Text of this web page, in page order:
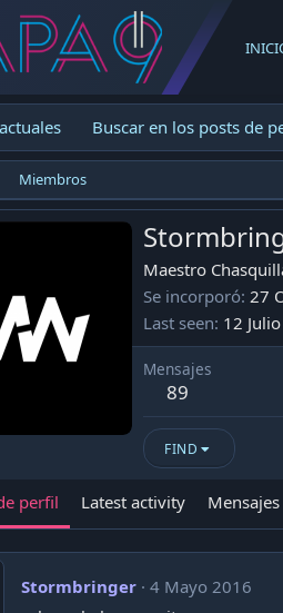
Buscar en los posts de
Miembros
Maestro
Se incorporó 27
Last seen 12
Mensajes
89
FIND
perfil Latest activity
Stormbringer 4 Mayo 2016